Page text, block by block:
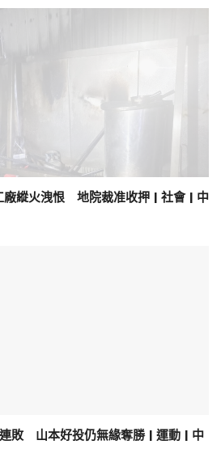
廠縱火洩恨 地院裁准收押 | 社會 | 中
敗 山本好投仍無緣奪勝 | 運動 | 中